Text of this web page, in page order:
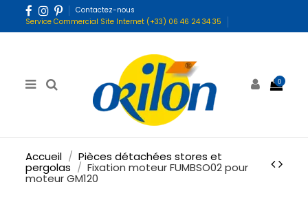
Contactez-nous
Service Commercial Site Internet (+33) 06 46 24 34 35
0
Accueil Pièces détachées stores et
pergolas Fixation moteur FUMBSO02 pour
moteur GM120